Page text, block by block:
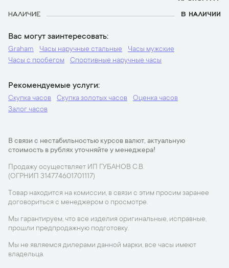
НАЛИЧИЕ
В НАЛИЧИИ
Вас могут заинтересовать
Graham Часы наручные стальные
Часы мужские
Часы с пробегом
Спортивные наручные часы
Рекомендуемые услуги
Скупка часов Скупка золотых часов
Оценка часов
Залог часов
В связи с нестабильностью курсов валют, актуальную
стоимость в рублях уточняйте у менеджера!
Продажу осуществляет ИП ГУБАНОВ С.В.
(ОГРНИП 314774601701117)
Товар находится на комиссии, в связи с этим просим заранее
договориться с менеджером о просмотре.
Мы гарантируем, что все изделия оригинальные, исправные,
прошли предпродажную подготовку.
Мы не являемся дилерами данной марки, все часы имеют
владельца.